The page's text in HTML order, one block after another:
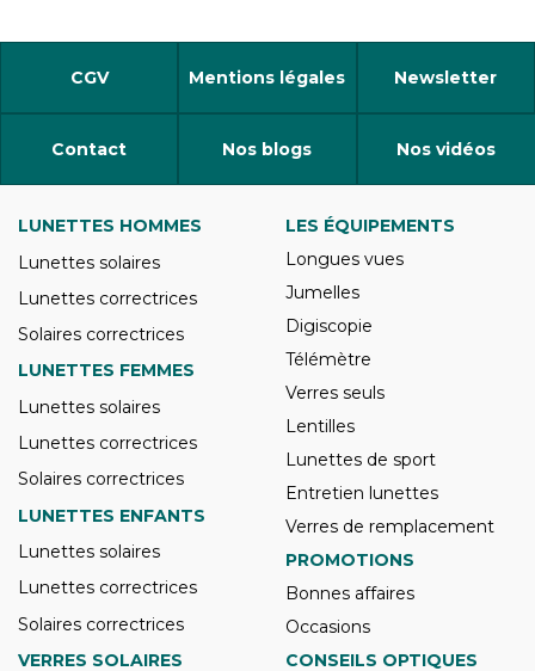
CGV Mentions légales Newsletter
Contact Nos blogs Nos vidéos
LUNETTES HOMMES
Lunettes solaires
Lunettes correctrices
Solaires correctrices
LUNETTES FEMMES
Lunettes solaires
Lunettes correctrices
Solaires correctrices
LUNETTES ENFANTS
Lunettes solaires
Lunettes correctrices
Solaires correctrices
LES ÉQUIPEMENTS
Longues vues
Jumelles
Digiscopie
Télémètre
Verres seuls
Lentilles
Lunettes de sport
Entretien lunettes
Verres de remplacement
PROMOTIONS
Bonnes affaires
Occasions
VERRES SOLAIRES
CONSEILS OPTIQUES